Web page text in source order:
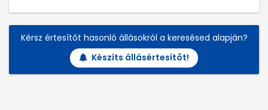
Kérsz értesítőt hasonló állásokról a keresésed alapján?
Készíts állásértesítőt!